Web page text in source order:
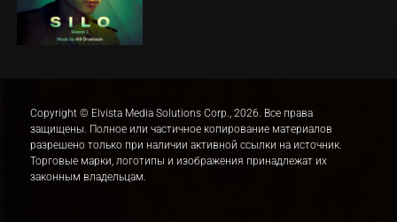
Copyright © Elvista Media Solutions Corp., 2026. Все права
защищены. Полное или частичное копирование материалов
разрешено только при наличии активной ссылки на источник.
Торговые марки, логотипы и изображения принадлежат их
законным владельцам.